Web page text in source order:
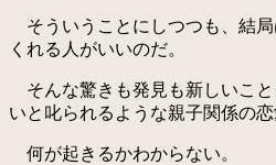
そういうことにしつつも、結
くれる人がいいのだ。
そんな驚きも発見も新しいこ
いと叱られるような親子関係の
何が起きるかわからない。